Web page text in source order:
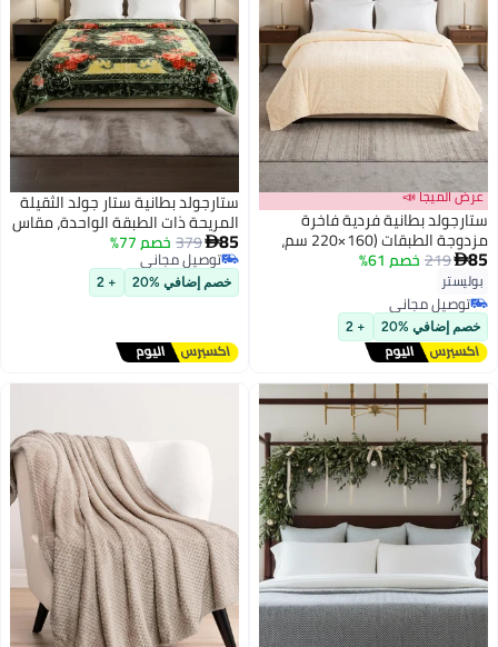
9
عرض الميجا 📣
ستارجولد بطانية فردية فاخرة
مزدوجة الطبقات (160×220 سم،
وزن 2 كجم) فائقة النعومة لراحة
مثالية في الشتاء، مثالية لسرير
فردي، وتتميز بملمس الفلانيل
الدافئ
85
219 خصم 61%
بوليستر
توصيل مجاني
توصيل مجاني
خصم إضافي %20 + 2
ستارجولد بطانية ستار جولد الثقيلة
المريحة ذات الطبقة الواحدة، مقاس
160×220 سم، مناسبة للسرير
المفرد، مصنوعة من الصوف
المحفور، SG-BL904
85
379 خصم 77%
توصيل مجاني
توصيل مجاني
خصم إضافي %20 + 2